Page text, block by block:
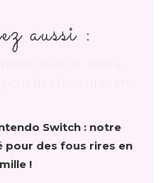
aussi :
Switch : notre
pour des fous rires en
!